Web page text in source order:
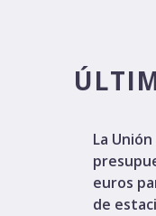
La
euros
de